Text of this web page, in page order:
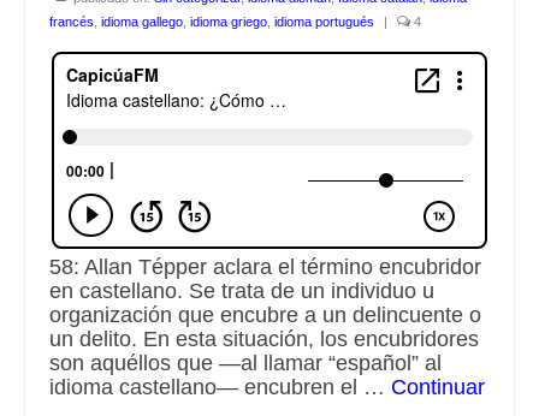
Escuchalibros.com
EditorialTecnoTur.com
Glosariocastellano.com
Donaciones
Publicidad
Advertising
francés idioma gallego idioma griego idioma portugués | 4
58: Allan Tépper aclara el término encubridor
en castellano. Se trata de un individuo u
organización que encubre a un delincuente o
un delito. En esta situación, los encubridores
son aquéllos que —al llamar “español” al
idioma castellano— encubren el … Continuar